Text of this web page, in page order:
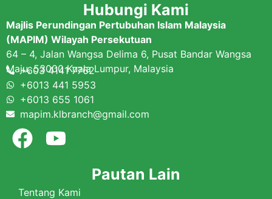
Hubungi Kami
Majlis Perundingan Pertubuhan Islam Malaysia
(MAPIM) Wilayah Persekutuan
64 – 4, Jalan Wangsa Delima 6, Pusat Bandar Wangsa
Maju, 53000 Kuala Lumpur, Malaysia
+603 4141 7762
+6013 441 5953
+6013 655 1061
mapim.klbranch@gmail.com
Pautan Lain
Tentang Kami